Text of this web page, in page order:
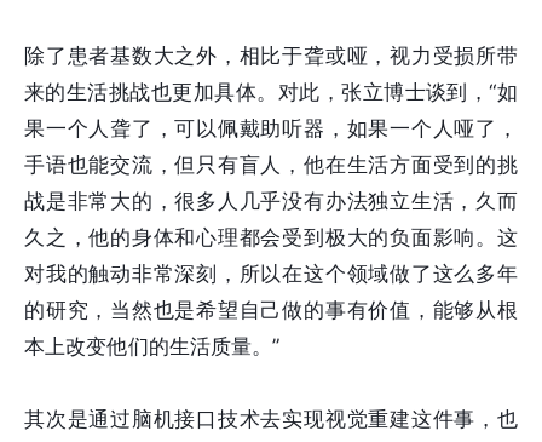
除了患者基数大之外，相比于聋或哑，视力受损所带
来的生活挑战也更加具体。对此，张立博士谈到，“如
果一个人聋了，可以佩戴助听器，如果一个人哑了，
手语也能交流，但只有盲人，他在生活方面受到的挑
战是非常大的，很多人几乎没有办法独立生活，久而
久之，他的身体和心理都会受到极大的负面影响。这
对我的触动非常深刻，所以在这个领域做了这么多年
的研究，当然也是希望自己做的事有价值，能够从根
本上改变他们的生活质量。”
其次是通过脑机接口技术去实现视觉重建这件事，也